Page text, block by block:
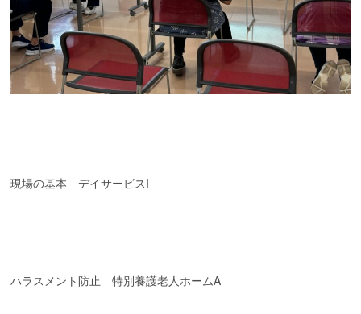
現場の基本 デイサービスI
ハラスメント防止 特別養護老人ホームA